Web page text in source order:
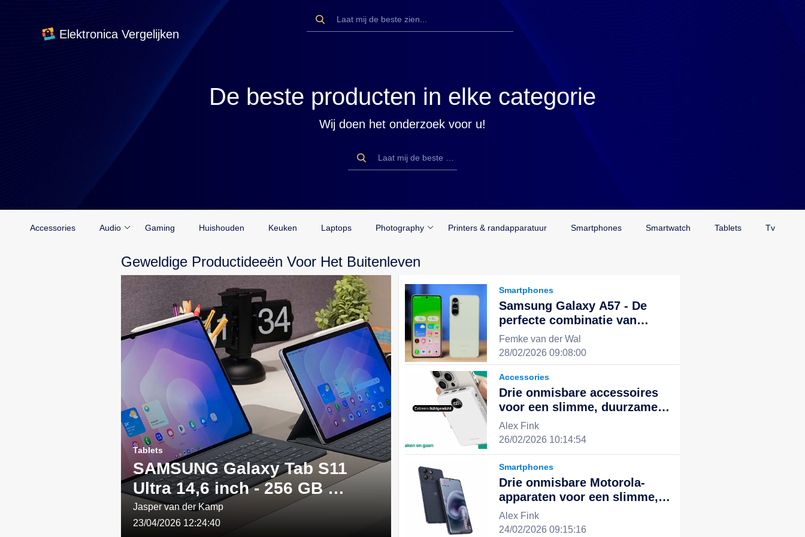
Elektronica Vergelijken
De beste producten in elke categorie
Wij doen het onderzoek voor u!
Accessories Audio Gaming Huishouden Keuken Laptops Photography Printers & randapparatuur Smartphones Smartwatch Tablets Tv
Geweldige Productideeën Voor Het Buitenleven
Tablets
SAMSUNG Galaxy Tab S11
Ultra 14,6 inch - 256 GB -
WIFI - Grijs: Een perfecte
combinatie van
Jasper van der Kamp
23/04/2026 12:24:40
Smartphones
Samsung Galaxy A57 - De
perfecte combinatie van
uitstekende prestaties en
stijlvol design, de nieuwe
keuze voor een slim leven
Femke van der Wal
28/02/2026 09:08:00
Accessories
Drie onmisbare accessoires
voor een slimme, duurzame
en geïntegreerde digitale
ervaring
Alex Fink
26/02/2026 10:14:54
Smartphones
Drie onmisbare Motorola-
apparaten voor een slimme,
efficiënte en duurzame
digitale ervaring
Alex Fink
24/02/2026 09:15:16